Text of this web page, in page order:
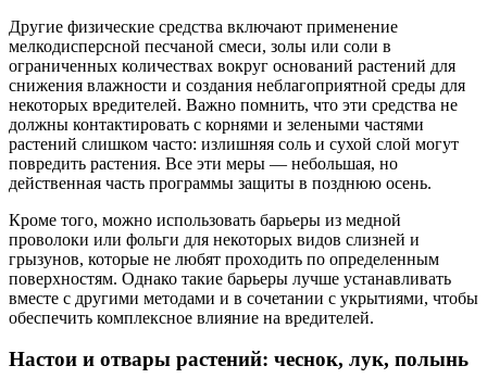
Другие физические средства включают применение
мелкодисперсной песчаной смеси, золы или соли в
ограниченных количествах вокруг оснований растений для
снижения влажности и создания неблагоприятной среды для
некоторых вредителей. Важно помнить, что эти средства не
должны контактировать с корнями и зелеными частями
растений слишком часто: излишняя соль и сухой слой могут
повредить растения. Все эти меры — небольшая, но
действенная часть программы защиты в позднюю осень.
Кроме того, можно использовать барьеры из медной
проволоки или фольги для некоторых видов слизней и
грызунов, которые не любят проходить по определенным
поверхностям. Однако такие барьеры лучше устанавливать
вместе с другими методами и в сочетании с укрытиями, чтобы
обеспечить комплексное влияние на вредителей.
Настои и отвары растений: чеснок, лук, полынь